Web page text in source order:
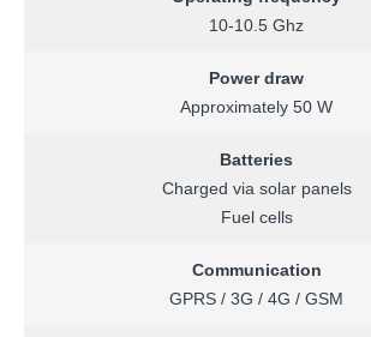
10-10.5 Ghz
Power draw
Approximately 50 W
Batteries
Charged via solar panels
Fuel cells
Communication
GPRS / 3G / 4G / GSM